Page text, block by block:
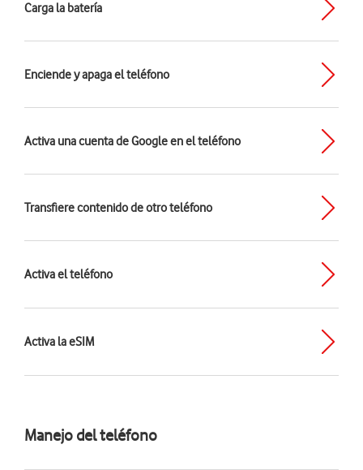
Carga la batería
Enciende y apaga el teléfono
Activa una cuenta de Google en el teléfono
Transfiere contenido de otro teléfono
Activa el teléfono
Activa la eSIM
Manejo del teléfono